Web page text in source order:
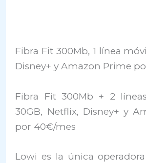
Fibra Fit 300Mb, 1 línea
Disney+ y Amazon Prime
Fibra Fit 300Mb + 2
30GB, Netflix, Disney+ y
por 40€/mes
Lowi es la única